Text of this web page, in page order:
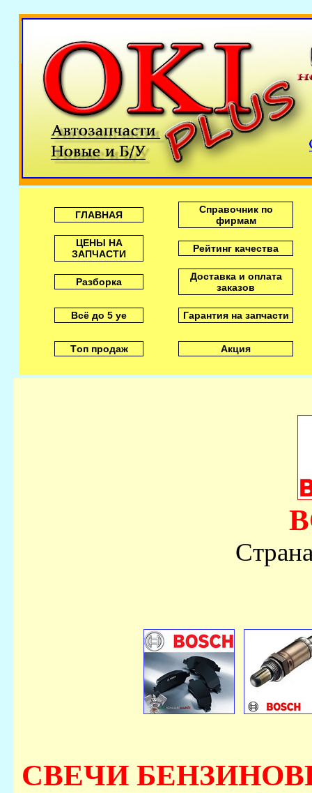
ГЛАВНАЯ
Справочник по
фирмам
ЦЕНЫ НА
ЗАПЧАСТИ
Рейтинг качества
Разборка
Доставка и оплата
заказов
Всё до 5 уе Гарантия на запчасти
Tоп продаж Акция
СВЕЧИ